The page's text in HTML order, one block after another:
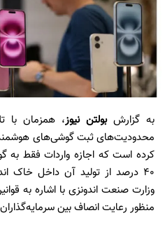
به گزارشبولتن نیوز، همزمان با
محدودیت‌های ثبت گوشی‌های
کرده است که اجازه واردات فقط
40 درصد از تولید آن داخل خاک
وزارت صنعت اندونزی با اشاره به
منظور رعایت انصاف بین